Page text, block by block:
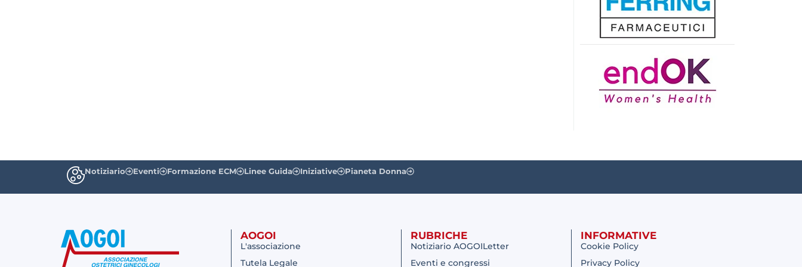
Notiziario Eventi Formazione ECM Linee Guida Iniziative Pianeta Donna
AOGOI
L'associazione
Tutela Legale
RUBRICHE
Notiziario AOGOILetter
Eventi e congressi
INFORMATIVE
Cookie Policy
Privacy Policy